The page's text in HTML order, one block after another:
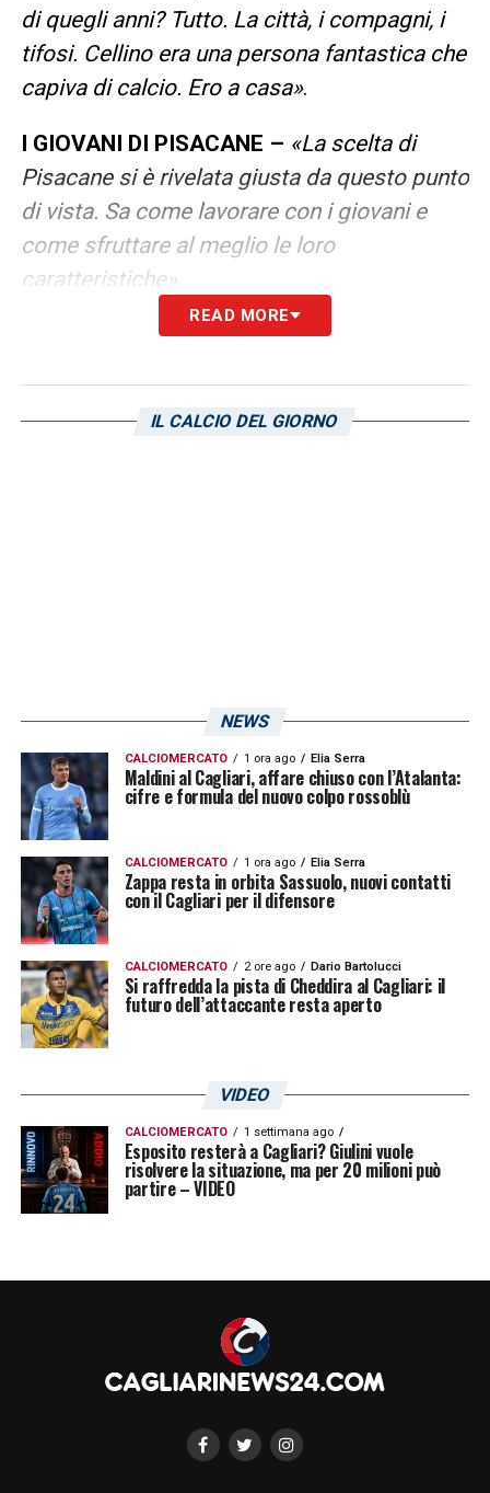
di quegli anni? Tutto. La città, i compagni, i
tifosi. Cellino era una persona fantastica che
capiva di calcio. Ero a casa».
I GIOVANI DI PISACANE – «La scelta di
Pisacane si è rivelata giusta da questo punto
di vista. Sa come lavorare con i giovani e
come sfruttare al meglio le loro
caratteristiche».
CAGLIARI-HELLAS VERONA –
può sbagliare. Una serenità che per il
IL CAMMARATA ALLENATORE – «Volevo
tornare in Italia e ho trovato una società
ambiziosa con la quale stiamo lavorando
bene. Curioso come Cammarata alleni una
squadra che si chiama Kamarat nel comune
di Cammarata. Si, una simpatica
coincidenza. Futuro? Sogno di allenare una
delle squadre in cui ho giocato.».
Lecce può dare continuità al sogno
salvezza, la Lazio…
LA PLAYLIST DELLE NOSTRE TOP NEWS
READ MORE
IL CALCIO DEL GIORNO
NEWS
CALCIOMERCATO 1 ora ago Elia Serra
Maldini al Cagliari, affare chiuso con l’Atalanta:
cifre e formula del nuovo colpo rossoblù
CALCIOMERCATO 1 ora ago Elia Serra
Zappa resta in orbita Sassuolo, nuovi contatti
con il Cagliari per il difensore
CALCIOMERCATO 2 ore ago Dario Bartolucci
Si raffredda la pista di Cheddira al Cagliari: il
futuro dell’attaccante resta aperto
VIDEO
CALCIOMERCATO 1 settimana ago
Esposito resterà a Cagliari? Giulini vuole
risolvere la situazione, ma per 20 milioni può
partire – VIDEO